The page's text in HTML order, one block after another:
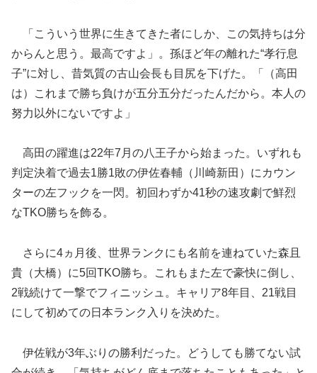
「こういう世界に生きてきた者にしか、この気持ちは分
からんと思う。最高ですよ」。孫ほど年の離れた“孝行息
子”に対し、昔気質の古山会長も目尻を下げた。「（高田
は）これまで勝ち負けが五分五分だったんだから。本人の
努力以外にないですよ」
高田の躍進は22年7月の八王子から始まった。いずれも
判定決着で過去1勝1敗の伊佐春輔（川崎新田）にカウン
ターの左フックを一閃。初回わずか41秒の速攻劇で鮮烈
なTKO勝ちを飾る。
さらに4ヵ月後、世界ランクにも名前を連ねていた森且
貴（大橋）に5回TKO勝ち。これもまた左で豪快に倒し、
2戦続けて一撃でフィニッシュ。キャリア8年目、21戦目
にして初めての日本ランク入りを決めた。
伊佐戦が3年ぶりの勝利だった。どうしても勝てない試